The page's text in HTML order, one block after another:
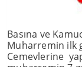
Basına ve
Muharremin ilk
Cemevlerine